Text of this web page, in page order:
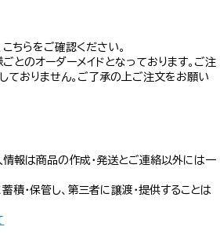
ちらをご確認ください。
とのオーダーメイドとなっております。ご注
ておりません。ご了承の上ご注文をお願い
報は商品の作成・発送とご連絡以外には一
積・保管し、第三者に譲渡・提供することは